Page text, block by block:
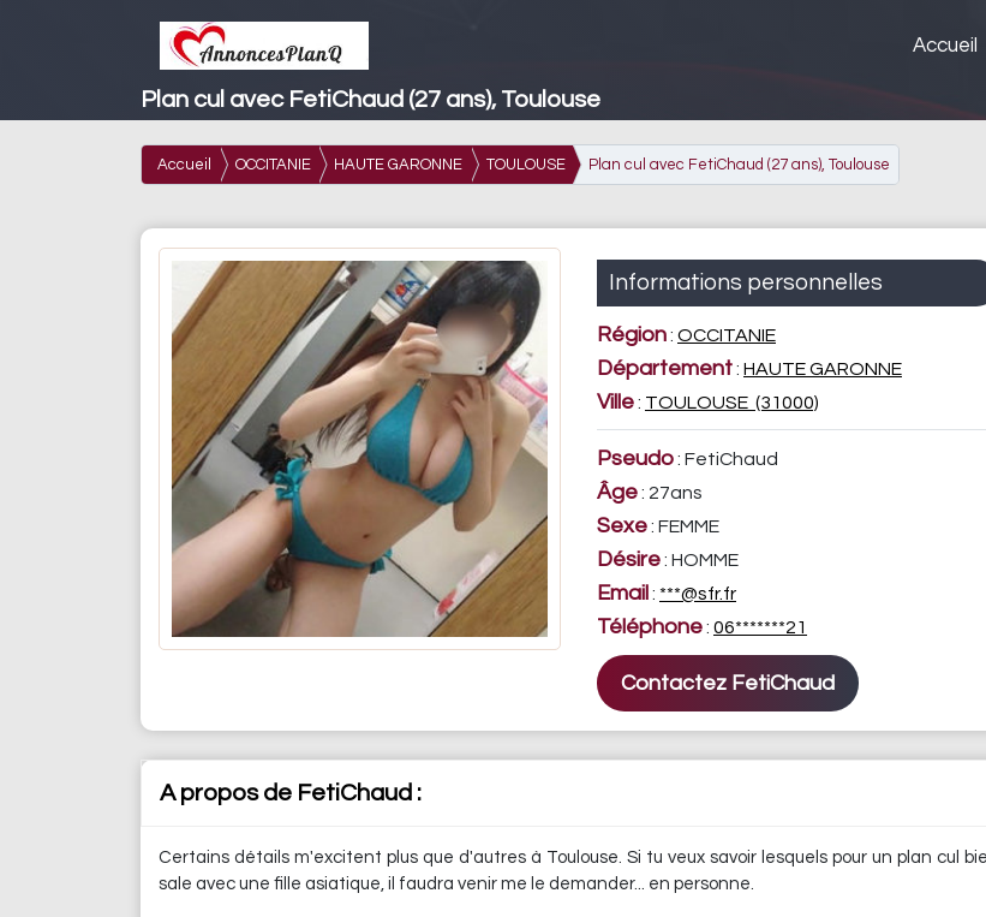
Accueil
Plan cul avec FetiChaud (27 ans), Toulouse
Accueil OCCITANIE HAUTE GARONNE TOULOUSE Plan cul avec FetiChaud (27 ans), Toulouse
Informations personnelles
Région: OCCITANIE
Département: HAUTE GARONNE
Ville: TOULOUSE (31000)
Pseudo: FetiChaud
Âge: 27ans
Sexe: FEMME
Désire: HOMME
Email: ***@sfr.fr
Téléphone: 06*******21
Contactez FetiChaud
A propos de FetiChaud :
Certains détails m'excitent plus que d'autres à Toulouse. Si tu veux savoir lesquels pour un plan cul
sale avec une fille asiatique, il faudra venir me le demander... en personne.